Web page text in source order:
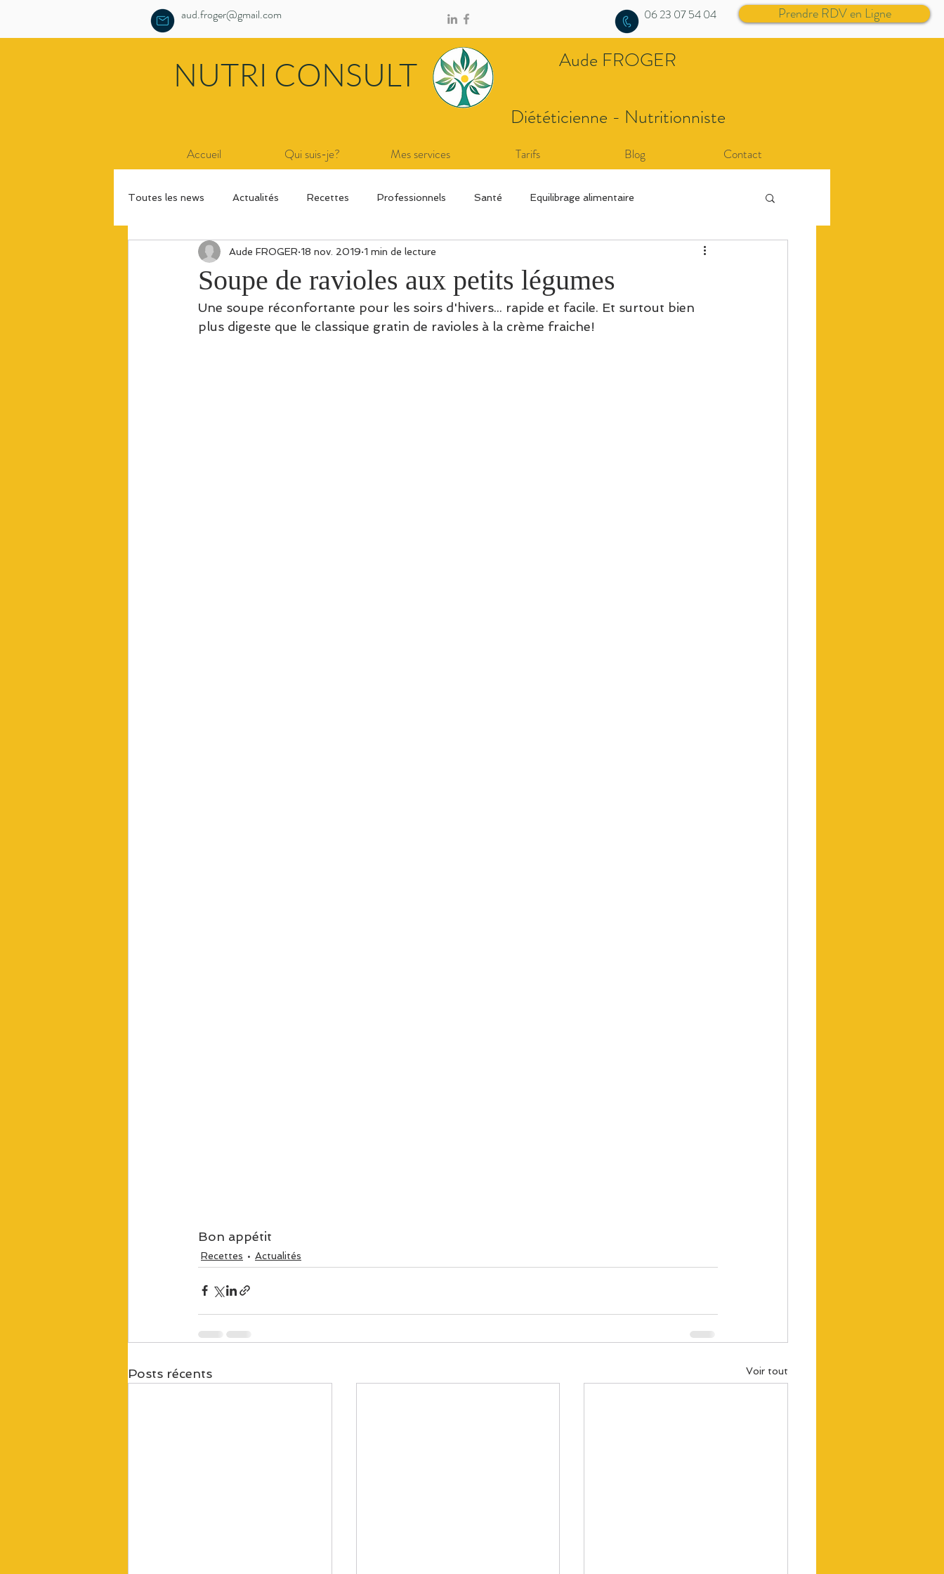
aud.froger@gmail.com 06 23 07 54 04 Prendre RDV en Ligne
NUTRI CONSULT Aude FROGER
Diététicienne - Nutritionniste
Accueil Qui suis-je? Mes services Tarifs Blog Contact
Toutes les news Actualités Recettes Professionnels Santé Equilibrage alimentaire
Soupe de ravioles aux petits légumes
Aude FROGER 18 nov. 2019 1 min de lecture
Une soupe réconfortante pour les soirs d'hivers... rapide et facile. Et surtout bien
plus digeste que le classique gratin de ravioles à la crème fraiche!
Bon appétit
Recettes Actualités
Posts récents Voir tout